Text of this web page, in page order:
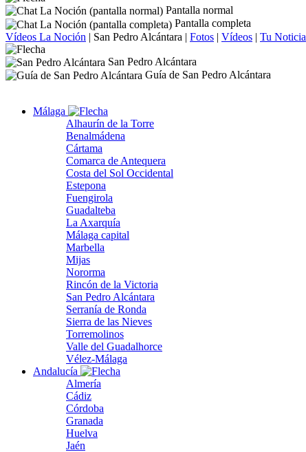
Pantalla normal
Pantalla completa
Vídeos La Noción | San Pedro Alcántara | Fotos | Vídeos | Tu Noticia
San Pedro Alcántara
Guía de San Pedro Alcántara
Málaga
Alhaurín de la Torre
Benalmádena
Cártama
Comarca de Antequera
Costa del Sol Occidental
Estepona
Fuengirola
Guadalteba
La Axarquía
Málaga capital
Marbella
Mijas
Nororma
Rincón de la Victoria
San Pedro Alcántara
Serranía de Ronda
Sierra de las Nieves
Torremolinos
Valle del Guadalhorce
Vélez-Málaga
Andalucía
Almería
Cádiz
Córdoba
Granada
Huelva
Jaén